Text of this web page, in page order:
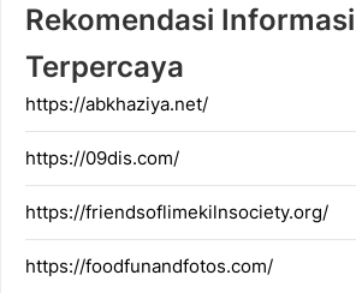
Rekomendasi Informasi
Terpercaya
https://abkhaziya.net/
https://09dis.com/
https://friendsoflimekilnsociety.org/
https://foodfunandfotos.com/